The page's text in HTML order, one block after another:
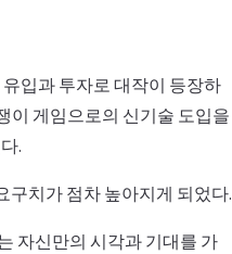
입과 투자로 대작이 등장하
이 게임으로의 신기술 도입을
.
구치가 점차 높아지게 되었다.
자신만의 시각과 기대를 가